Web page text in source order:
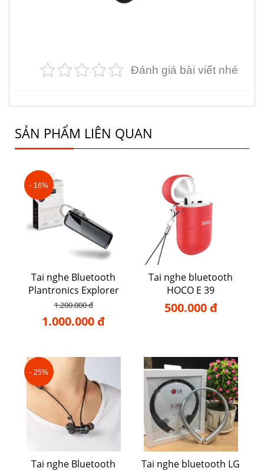
Đánh giá bài viết nhé
SẢN PHẨM LIÊN QUAN
- 16%
Tai nghe Bluetooth
Plantronics Explorer
80
1.200.000 đ
1.000.000 đ
Tai nghe bluetooth
HOCO E 39
500.000 đ
- 25%
Tai nghe Bluetooth
Tai nghe bluetooth LG